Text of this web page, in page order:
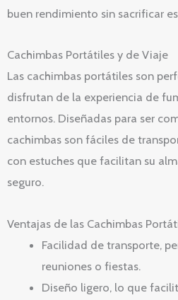
buen rendimiento sin sacrificar
Cachimbas Portátiles y de Viaje
Las cachimbas portátiles son
disfrutan de la experiencia de
entornos. Diseñadas para ser
cachimbas son fáciles de
con estuches que facilitan su
seguro.
Ventajas de las Cachimbas
Facilidad de transporte,
reuniones o fiestas.
Diseño ligero, lo que